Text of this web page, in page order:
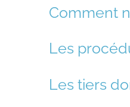
Comment
Les
Les tiers